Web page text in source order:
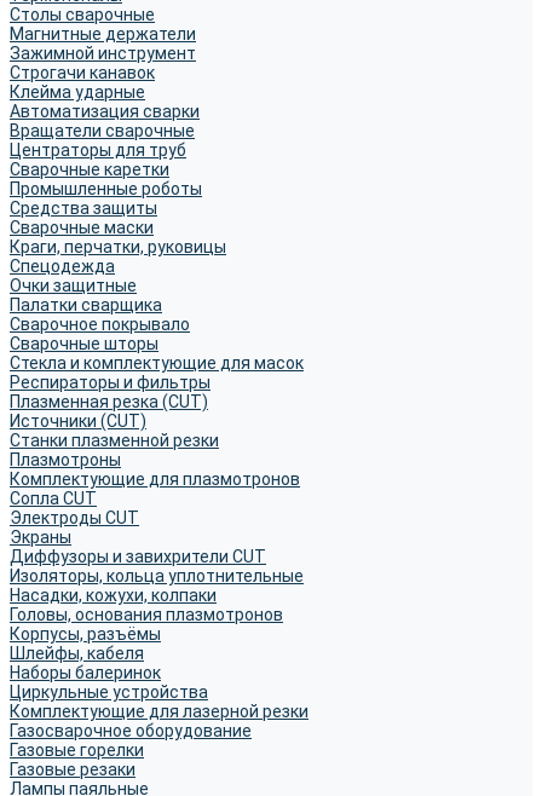
Столы сварочные
Магнитные держатели
Зажимной инструмент
Строгачи канавок
Клейма ударные
Автоматизация сварки
Вращатели сварочные
Центраторы для труб
Сварочные каретки
Промышленные роботы
Средства защиты
Сварочные маски
Краги, перчатки, руковицы
Спецодежда
Очки защитные
Палатки сварщика
Сварочное покрывало
Сварочные шторы
Стекла и комплектующие для масок
Респираторы и фильтры
Плазменная резка (CUT)
Источники (CUT)
Станки плазменной резки
Плазмотроны
Комплектующие для плазмотронов
Сопла CUT
Электроды CUT
Экраны
Диффузоры и завихрители CUT
Изоляторы, кольца уплотнительные
Насадки, кожухи, колпаки
Головы, основания плазмотронов
Корпусы, разъёмы
Шлейфы, кабеля
Наборы балеринок
Циркульные устройства
Комплектующие для лазерной резки
Газосварочное оборудование
Газовые горелки
Газовые резаки
Лампы паяльные